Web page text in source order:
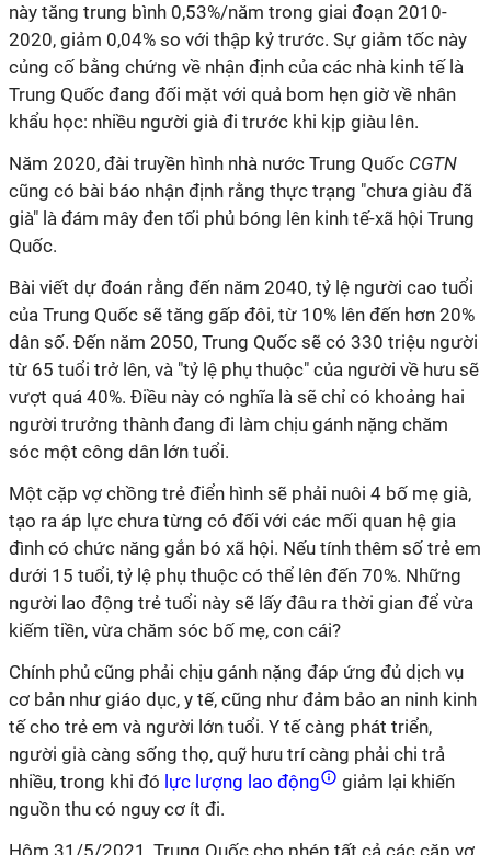
này tăng trung bình 0,53%/năm trong giai đoạn 2010-
2020, giảm 0,04% so với thập kỷ trước. Sự giảm tốc này
củng cố bằng chứng về nhận định của các nhà kinh tế là
Trung Quốc đang đối mặt với quả bom hẹn giờ về nhân
khẩu học: nhiều người già đi trước khi kịp giàu lên.
Năm 2020, đài truyền hình nhà nước Trung Quốc CGTN
cũng có bài báo nhận định rằng thực trạng "chưa giàu đã
già" là đám mây đen tối phủ bóng lên kinh tế-xã hội Trung
Quốc.
Bài viết dự đoán rằng đến năm 2040, tỷ lệ người cao tuổi
của Trung Quốc sẽ tăng gấp đôi, từ 10% lên đến hơn 20%
dân số. Đến năm 2050, Trung Quốc sẽ có 330 triệu người
từ 65 tuổi trở lên, và "tỷ lệ phụ thuộc" của người về hưu sẽ
vượt quá 40%. Điều này có nghĩa là sẽ chỉ có khoảng hai
người trưởng thành đang đi làm chịu gánh nặng chăm
sóc một công dân lớn tuổi.
Một cặp vợ chồng trẻ điển hình sẽ phải nuôi 4 bố mẹ già,
tạo ra áp lực chưa từng có đối với các mối quan hệ gia
đình có chức năng gắn bó xã hội. Nếu tính thêm số trẻ em
dưới 15 tuổi, tỷ lệ phụ thuộc có thể lên đến 70%. Những
người lao động trẻ tuổi này sẽ lấy đâu ra thời gian để vừa
kiếm tiền, vừa chăm sóc bố mẹ, con cái?
Chính phủ cũng phải chịu gánh nặng đáp ứng đủ dịch vụ
cơ bản như giáo dục, y tế, cũng như đảm bảo an ninh kinh
tế cho trẻ em và người lớn tuổi. Y tế càng phát triển,
người già càng sống thọ, quỹ hưu trí càng phải chi trả
nhiều, trong khi đó lực lượng lao động
giảm lại khiến
nguồn thu có nguy cơ ít đi.
Hôm 31/5/2021, Trung Quốc cho phép tất cả các cặp vợ